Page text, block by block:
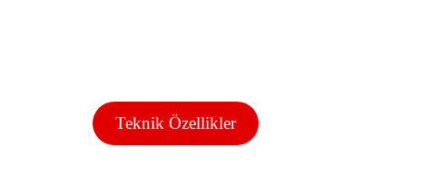
Teknik Özellikler